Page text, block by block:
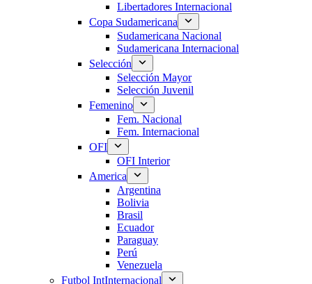
Libertadores Internacional
Copa Sudamericana
Sudamericana Nacional
Sudamericana Internacional
Selección
Selección Mayor
Selección Juvenil
Femenino
Fem. Nacional
Fem. Internacional
OFI
OFI Interior
America
Argentina
Bolivia
Brasil
Ecuador
Paraguay
Perú
Venezuela
Futbol IntInternacional